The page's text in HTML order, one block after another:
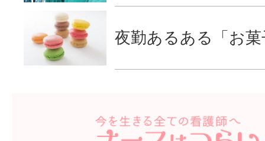
夜勤あるある「お